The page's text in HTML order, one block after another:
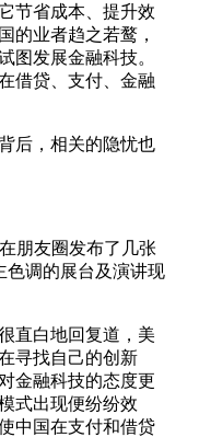
省成本、提升效
的业者趋之若鹜，
图发展金融科技。
借贷、支付、金融
后，相关的隐忧也
朋友圈发布了几张
色调的展台及演讲现
白地回复道，美
寻找自己的创新
金融科技的态度更
式出现便纷纷效
中国在支付和借贷